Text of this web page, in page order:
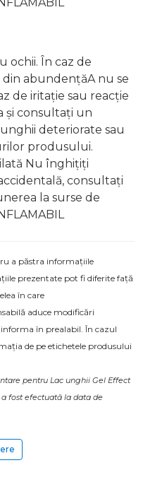
ochii. În caz de
abundențăA nu se
de iritație sau reacție
și consultați un
deteriorate sau
produsului.
Nu înghițiți
consultați
la surse de
a păstra informațiile
prezentate pot fi diferite față
în care
aduce modificări
în prealabil. În cazul
de pe etichetele produsului
pentru Lac unghii Gel Effect
fost efectuată la data de